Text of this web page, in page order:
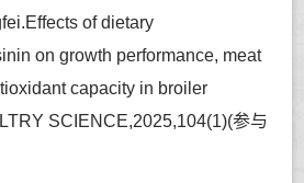
of dietary
on growth performance, meat
capacity in broiler
SCIENCE,2025,104(1)(参与